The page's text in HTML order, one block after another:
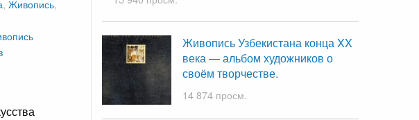
,Живопись,
Живопись Узбекистана конца XX
века — альбом художников о
своём творчестве.
14 874 просм.